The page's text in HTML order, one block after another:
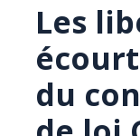
Les
du